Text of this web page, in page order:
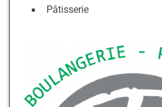
Pâtisserie